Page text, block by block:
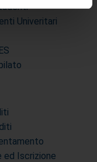
contenuti ed
media e per
inoltre
sito con i
dei dati web,
o che hanno
Univeritari
ed Iscrizione